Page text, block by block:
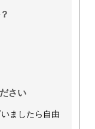
さい
ましたら自由